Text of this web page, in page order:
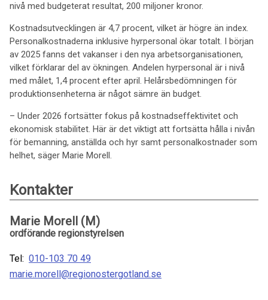
nivå med budgeterat resultat, 200 miljoner kronor.
Kostnadsutvecklingen är 4,7 procent, vilket är högre än index.
Personalkostnaderna inklusive hyrpersonal ökar totalt. I början
av 2025 fanns det vakanser i den nya arbetsorganisationen,
vilket förklarar del av ökningen. Andelen hyrpersonal är i nivå
med målet, 1,4 procent efter april. Helårsbedömningen för
produktionsenheterna är något sämre än budget.
– Under 2026 fortsätter fokus på kostnadseffektivitet och
ekonomisk stabilitet. Här är det viktigt att fortsätta hålla i nivån
för bemanning, anställda och hyr samt personalkostnader som
helhet, säger Marie Morell.
Kontakter
Marie Morell (M)
ordförande regionstyrelsen
Tel: 010-103 70 49
marie.morell@regionostergotland.se